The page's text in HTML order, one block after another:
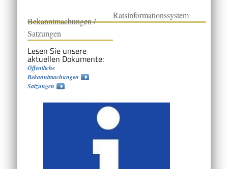
Bekanntmachungen /
Satzungen
Lesen Sie unsere
aktuellen Dokumente:
Öffentliche
Bekanntmachungen
Satzungen
Ratsinformationssystem